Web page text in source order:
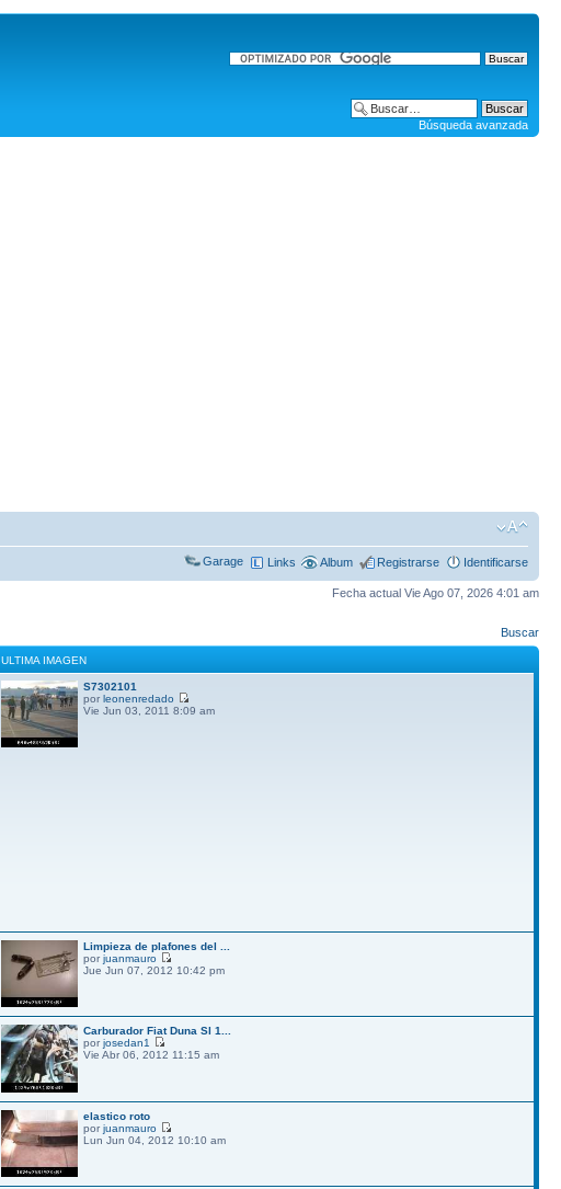
Búsqueda avanzada
Garage Links Album Registrarse Identificarse
Fecha actual Vie Ago 07, 2026 4:01 am
Buscar
ULTIMA IMAGEN
S7302101
por leonenredado
Vie Jun 03, 2011 8:09 am
Limpieza de plafones del ...
por juanmauro
Jue Jun 07, 2012 10:42 pm
Carburador Fiat Duna Sl 1...
por josedan1
Vie Abr 06, 2012 11:15 am
elastico roto
por juanmauro
Lun Jun 04, 2012 10:10 am